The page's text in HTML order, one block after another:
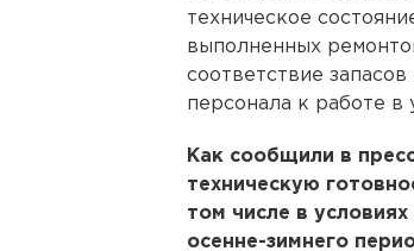
техническое
выполненных
соответствие
персонала к работе в
Как сообщили в
техническую
том числе в
осенне-зимнего